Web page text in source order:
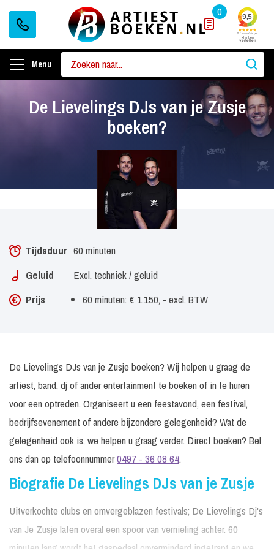
0
Menu
De Lievelings DJs van je Zusje
boeken?
Tijdsduur 60 minuten
Geluid
Excl. techniek / geluid
Prijs
60 minuten: € 1.150, - excl. BTW
De Lievelings DJs van je Zusje boeken? Wij helpen u graag de
artiest, band, dj of ander entertainment te boeken of in te huren
voor een optreden. Organiseert u een feestavond, een festival,
bedrijfsevenement of andere bijzondere gelegenheid? Wat de
gelegenheid ook is, we helpen u graag verder. Direct boeken? Bel
ons dan op telefoonnummer0497 - 36 08 64.
Biografie De Lievelings DJs van je Zusje
Uitverkochte clubs en omvergeblazen festivals; De Lievelings Dj's
van Je Zusje laten overal een spoor van vernieling achter. 60